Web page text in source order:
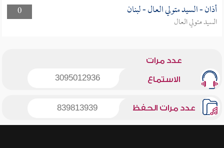
0
أذان - السيد متولي العال - لبنان
السيد متولي العال
عدد مرات
الاستماع 3095012936
عدد مرات الحفظ 839813939